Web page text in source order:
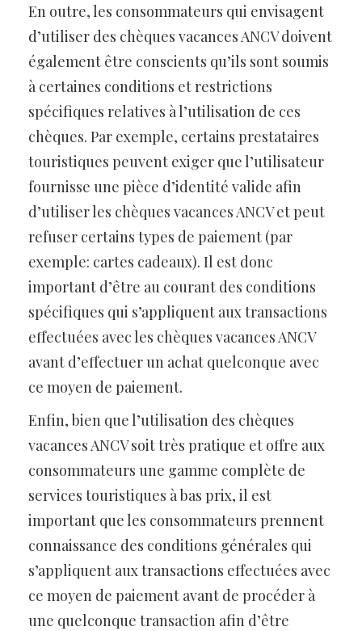
En outre, les consommateurs qui envisagent
d’utiliser des chèques vacances ANCV doivent
également être conscients qu’ils sont soumis
à certaines conditions et restrictions
spécifiques relatives à l’utilisation de ces
chèques. Par exemple, certains prestataires
touristiques peuvent exiger que l’utilisateur
fournisse une pièce d’identité valide afin
d’utiliser les chèques vacances ANCV et peut
refuser certains types de paiement (par
exemple: cartes cadeaux). Il est donc
important d’être au courant des conditions
spécifiques qui s’appliquent aux transactions
effectuées avec les chèques vacances ANCV
avant d’effectuer un achat quelconque avec
ce moyen de paiement.
Enfin, bien que l’utilisation des chèques
vacances ANCV soit très pratique et offre aux
consommateurs une gamme complète de
services touristiques à bas prix, il est
important que les consommateurs prennent
connaissance des conditions générales qui
s’appliquent aux transactions effectuées avec
ce moyen de paiement avant de procéder à
une quelconque transaction afin d’être